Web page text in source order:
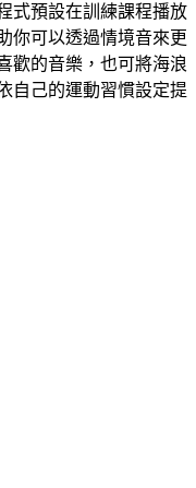
式預設在訓練課程播放
你可以透過情境音來更
歡的音樂，也可將海浪
自己的運動習慣設定提